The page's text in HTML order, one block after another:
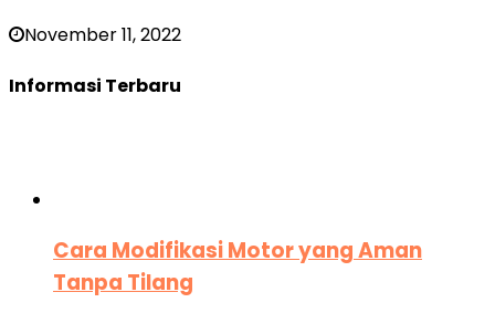
November 11, 2022
Informasi Terbaru
Cara Modifikasi Motor yang Aman
Tanpa Tilang